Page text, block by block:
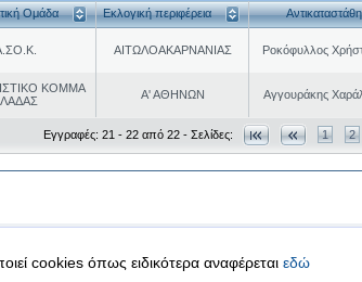
Ομάδα Εκλογική περιφέρεια
ΑΙΤΩΛΟΑΚΑΡΝΑΝΙΑΣ Ροκόφυλλος
ΚΟΜΜΑ
Α' ΑΘΗΝΩΝ Αγγουράκης
Εγγραφές: 21 - 22 από 22 - Σελίδες: 1 2
cookies όπως ειδικότερα αναφέρεται εδώ